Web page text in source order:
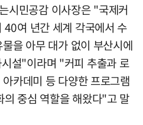
시민공감 이사장은 "국제커
40여 년간 세계 각국에서 수
을 아무 대가 없이 부산시에
설"이라며 "커피 추출과 로
카데미 등 다양한 프로그램
의 중심 역할을 해왔다"고 말